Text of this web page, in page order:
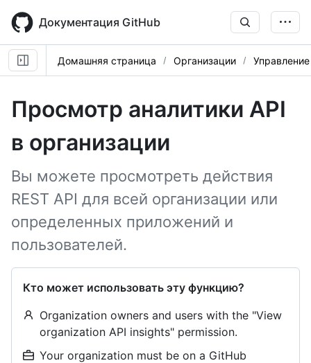
main
content
Документация GitHub
Домашняя страница Организации
Просмотр аналитики API
в организации
Вы можете просмотреть действия
REST API для всей организации или
определенных приложений и
пользователей.
Кто может использовать эту функцию?
Organization owners and users with the "View
organization API insights" permission.
Your organization must be on a GitHub